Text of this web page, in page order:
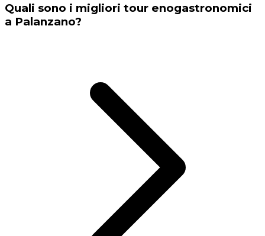
Quali sono i migliori tour enogastronomici
a Palanzano?